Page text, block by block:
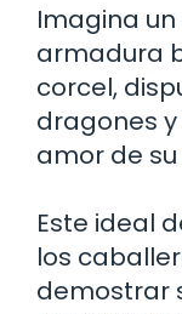
Imagina
armadura
corcel,
dragones
amor de
Este ideal
los
demostrar